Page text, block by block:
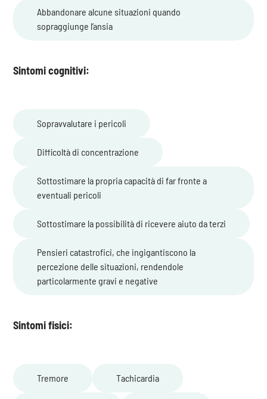
Abbandonare alcune situazioni quando
sopraggiunge l’ansia
Sintomi cognitivi:
Sopravvalutare i pericoli
Difficoltà di concentrazione
Sottostimare la propria capacità di far fronte a
eventuali pericoli
Sottostimare la possibilità di ricevere aiuto da terzi
Pensieri catastrofici, che ingigantiscono la
percezione delle situazioni, rendendole
particolarmente gravi e negative
Sintomi fisici:
Tremore Tachicardia